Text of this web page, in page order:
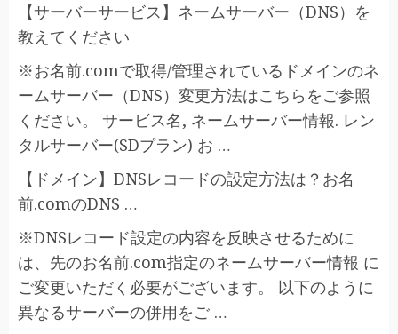
【サーバーサービス】ネームサーバー（DNS）を
教えてください
※お名前.comで取得/管理されているドメインのネ
ームサーバー（DNS）変更方法はこちらをご参照
ください。 サービス名, ネームサーバー情報. レン
タルサーバー(SDプラン) お …
【ドメイン】DNSレコードの設定方法は？お名
前.comのDNS …
※DNSレコード設定の内容を反映させるために
は、先のお名前.com指定のネームサーバー情報 に
ご変更いただく必要がございます。 以下のように
異なるサーバーの併用をご …